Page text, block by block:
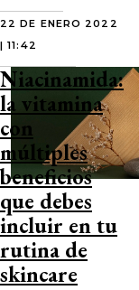
22 DE ENERO 2022
| 11:42
Niacinamida:
la vitamina
con
múltiples
beneficios
que debes
incluir en tu
rutina de
skincare